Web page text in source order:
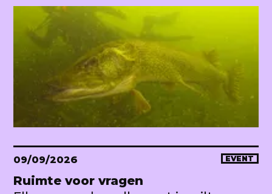
09/09/2026 EVENT
Ruimte voor vragen